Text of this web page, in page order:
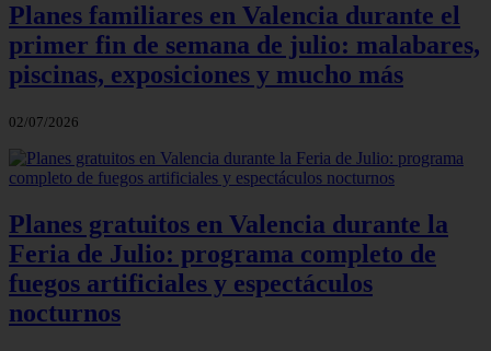
Planes familiares en Valencia durante el
primer fin de semana de julio: malabares,
piscinas, exposiciones y mucho más
02/07/2026
Planes gratuitos en Valencia durante la
Feria de Julio: programa completo de
fuegos artificiales y espectáculos
nocturnos